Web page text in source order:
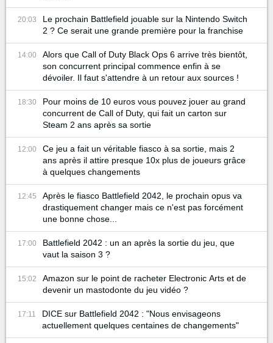
20:03
Le prochain Battlefield jouable sur la Nintendo Switch
2 ? Ce serait une grande première pour la franchise
14:00
Alors que Call of Duty Black Ops 6 arrive très bientôt,
son concurrent principal commence enfin à se
dévoiler. Il faut s'attendre à un retour aux sources !
18:30
Pour moins de 10 euros vous pouvez jouer au grand
concurrent de Call of Duty, qui fait un carton sur
Steam 2 ans après sa sortie
12:00
Ce jeu a fait un véritable fiasco à sa sortie, mais 2
ans après il attire presque 10x plus de joueurs grâce
à quelques changements
12:45
Après le fiasco Battlefield 2042, le prochain opus va
drastiquement changer mais ce n'est pas forcément
une bonne chose...
17:00
Battlefield 2042 : un an après la sortie du jeu, que
vaut la saison 3 ?
15:02
Amazon sur le point de racheter Electronic Arts et de
devenir un mastodonte du jeu vidéo ?
17:11
DICE sur Battlefield 2042 : "Nous envisageons
actuellement quelques centaines de changements"